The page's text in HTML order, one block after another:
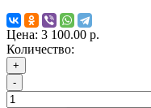
Цена: 3 100.00 р.
Количество:
+
-